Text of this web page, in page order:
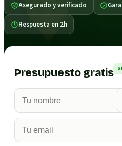
Asegurado y verificado
Respuesta en 2h
Presupuesto gratis